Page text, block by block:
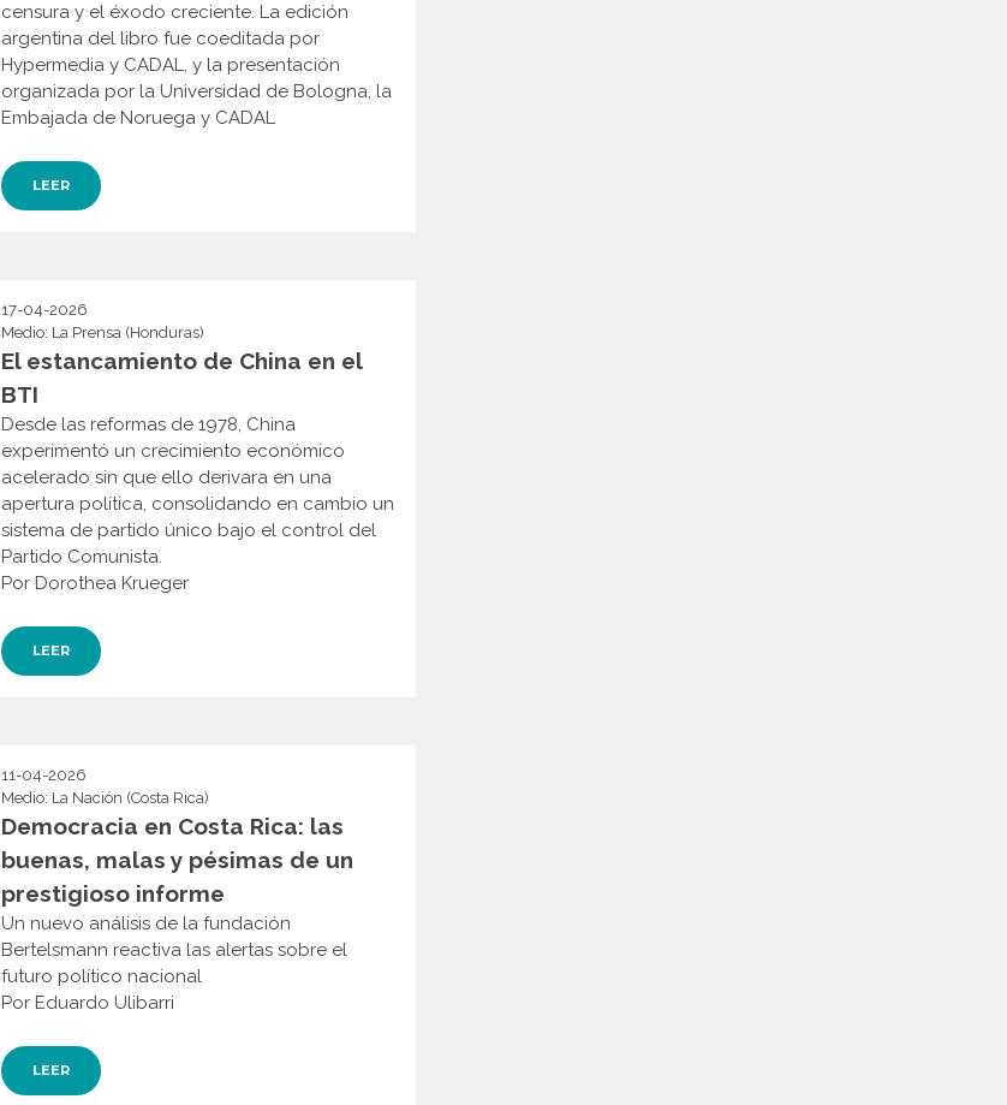
censura y el éxodo creciente. La edición
argentina del libro fue coeditada por
Hypermedia y CADAL, y la presentación
organizada por la Universidad de Bologna, la
Embajada de Noruega y CADAL
LEER
17-04-2026
Medio: La Prensa (Honduras)
El estancamiento de China en el
BTI
Desde las reformas de 1978, China
experimentó un crecimiento económico
acelerado sin que ello derivara en una
apertura política, consolidando en cambio un
sistema de partido único bajo el control del
Partido Comunista.
Por Dorothea Krueger
LEER
11-04-2026
Medio: La Nación (Costa Rica)
Democracia en Costa Rica: las
buenas, malas y pésimas de un
prestigioso informe
Un nuevo análisis de la fundación
Bertelsmann reactiva las alertas sobre el
futuro político nacional
Por Eduardo Ulibarri
LEER